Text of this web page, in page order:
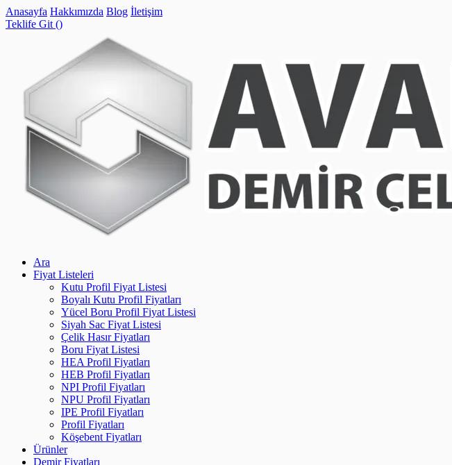
Anasayfa Hakkımızda Blog İletişim
Teklife Git ()
Ara
Fiyat Listeleri
Kutu Profil Fiyat Listesi
Boyalı Kutu Profil Fiyatları
Yücel Boru Profil Fiyat Listesi
Siyah Sac Fiyat Listesi
Çelik Hasır Fiyatları
Boru Fiyat Listesi
HEA Profil Fiyatları
HEB Profil Fiyatları
NPI Profil Fiyatları
NPU Profil Fiyatları
IPE Profil Fiyatları
Profil Fiyatları
Köşebent Fiyatları
Ürünler
Demir Fiyatları